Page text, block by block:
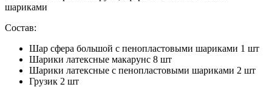
шариками
Состав:
Шар сфера большой с пенопластовыми шариками 1 шт
Шарики латексные макарунс 8 шт
Шарики латексные с пенопластовыми шариками 2 шт
Грузик 2 шт